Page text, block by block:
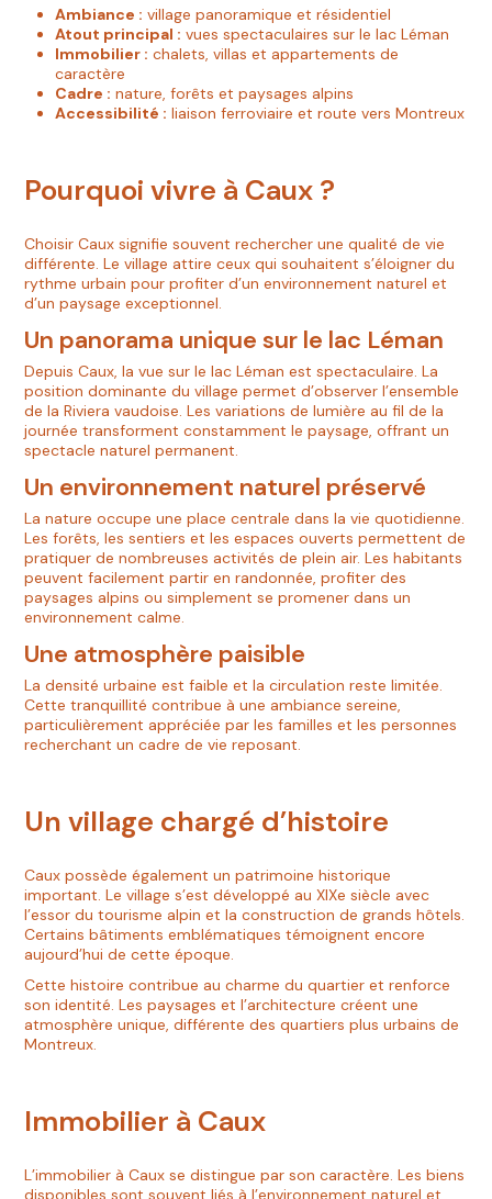
Ambiance : village panoramique et résidentiel
Atout principal : vues spectaculaires sur le lac Léman
Immobilier : chalets, villas et appartements de
caractère
Cadre : nature, forêts et paysages alpins
Accessibilité : liaison ferroviaire et route vers Montreux
Pourquoi vivre à Caux ?
Choisir Caux signifie souvent rechercher une qualité de vie
différente. Le village attire ceux qui souhaitent s’éloigner du
rythme urbain pour profiter d’un environnement naturel et
d’un paysage exceptionnel.
Un panorama unique sur le lac Léman
Depuis Caux, la vue sur le lac Léman est spectaculaire. La
position dominante du village permet d’observer l’ensemble
de la Riviera vaudoise. Les variations de lumière au fil de la
journée transforment constamment le paysage, offrant un
spectacle naturel permanent.
Un environnement naturel préservé
La nature occupe une place centrale dans la vie quotidienne.
Les forêts, les sentiers et les espaces ouverts permettent de
pratiquer de nombreuses activités de plein air. Les habitants
peuvent facilement partir en randonnée, profiter des
paysages alpins ou simplement se promener dans un
environnement calme.
Une atmosphère paisible
La densité urbaine est faible et la circulation reste limitée.
Cette tranquillité contribue à une ambiance sereine,
particulièrement appréciée par les familles et les personnes
recherchant un cadre de vie reposant.
Un village chargé d’histoire
Caux possède également un patrimoine historique
important. Le village s’est développé au XIXe siècle avec
l’essor du tourisme alpin et la construction de grands hôtels.
Certains bâtiments emblématiques témoignent encore
aujourd’hui de cette époque.
Cette histoire contribue au charme du quartier et renforce
son identité. Les paysages et l’architecture créent une
atmosphère unique, différente des quartiers plus urbains de
Montreux.
Immobilier à Caux
L’immobilier à Caux se distingue par son caractère. Les biens
disponibles sont souvent liés à l’environnement naturel et